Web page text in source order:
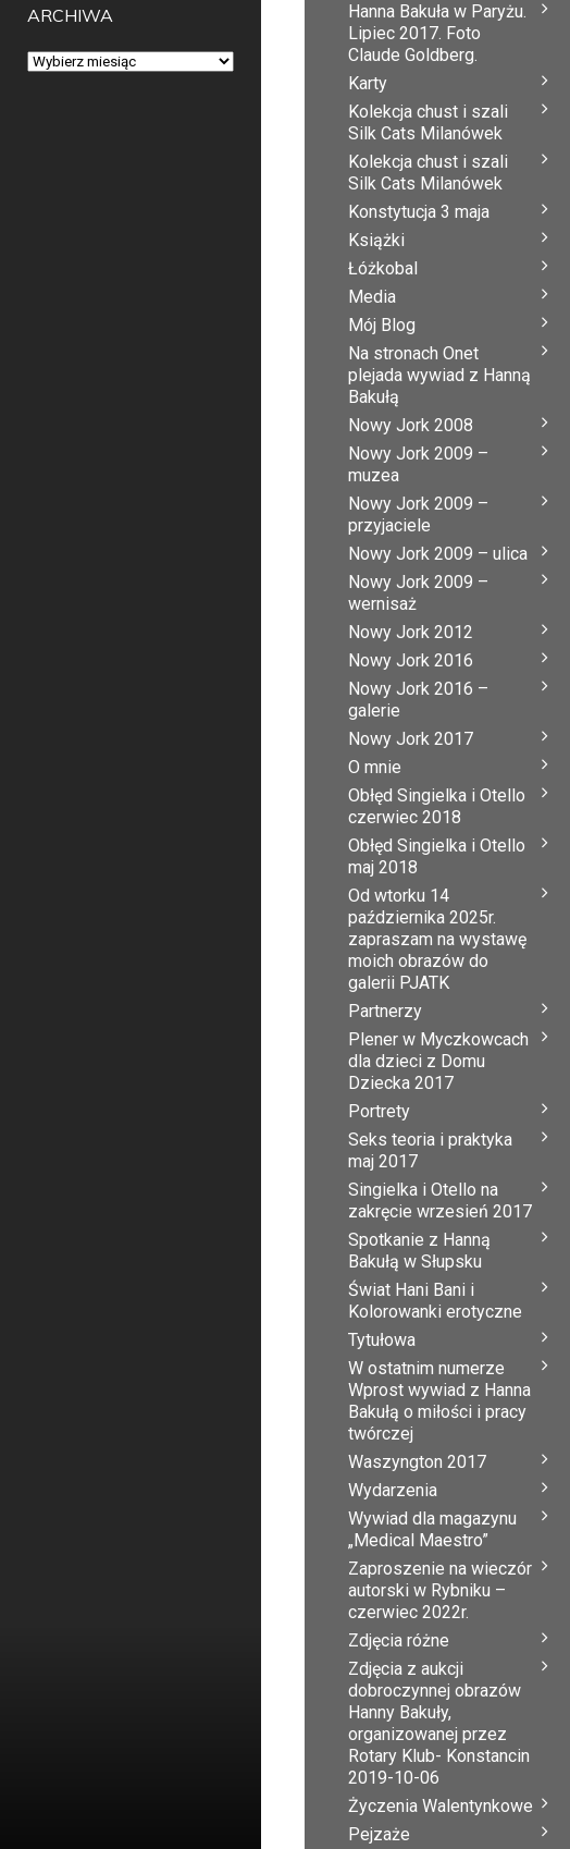
ARCHIWA
Archiwa
Hanna Bakuła w Paryżu.
Lipiec 2017. Foto
Claude Goldberg.
Karty
Kolekcja chust i szali
Silk Cats Milanówek
Kolekcja chust i szali
Silk Cats Milanówek
Konstytucja 3 maja
Książki
Łóżkobal
Media
Mój Blog
Na stronach Onet
plejada wywiad z Hanną
Bakułą
Nowy Jork 2008
Nowy Jork 2009 –
muzea
Nowy Jork 2009 –
przyjaciele
Nowy Jork 2009 – ulica
Nowy Jork 2009 –
wernisaż
Nowy Jork 2012
Nowy Jork 2016
Nowy Jork 2016 –
galerie
Nowy Jork 2017
O mnie
Obłęd Singielka i Otello
czerwiec 2018
Obłęd Singielka i Otello
maj 2018
Od wtorku 14
października 2025r.
zapraszam na wystawę
moich obrazów do
galerii PJATK
Partnerzy
Plener w Myczkowcach
dla dzieci z Domu
Dziecka 2017
Portrety
Seks teoria i praktyka
maj 2017
Singielka i Otello na
zakręcie wrzesień 2017
Spotkanie z Hanną
Bakułą w Słupsku
Świat Hani Bani i
Kolorowanki erotyczne
Tytułowa
W ostatnim numerze
Wprost wywiad z Hanna
Bakułą o miłości i pracy
twórczej
Waszyngton 2017
Wydarzenia
Wywiad dla magazynu
„Medical Maestro”
Zaproszenie na wieczór
autorski w Rybniku –
czerwiec 2022r.
Zdjęcia różne
Zdjęcia z aukcji
dobroczynnej obrazów
Hanny Bakuły,
organizowanej przez
Rotary Klub- Konstancin
2019-10-06
Życzenia Walentynkowe
Pejzaże